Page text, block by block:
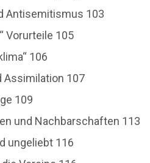
Antisemitismus 103
Vorurteile 105
106
Assimilation 107
109
und Nachbarschaften 113
ungeliebt 116